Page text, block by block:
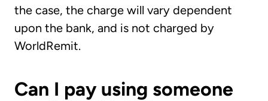
the case, the charge will vary dependent
upon the bank, and is not charged by
WorldRemit.
Can I pay using someone